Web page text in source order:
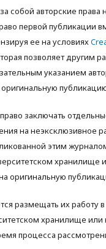
собой авторские права
первой публикации
ее на условиях
позволяет другим
указанием
заключать
на неэксклюзивное
этим
хранилище
оригинальную
размещать их работу
хранилище или
процесса